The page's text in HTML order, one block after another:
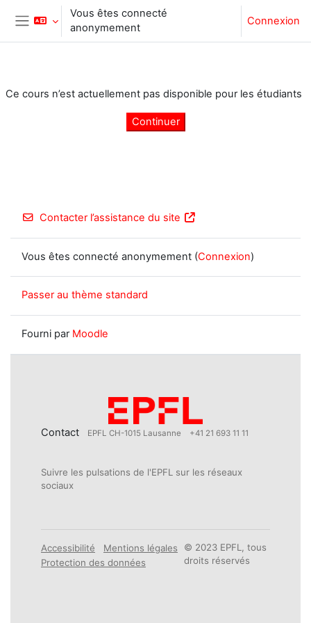
Passer au contenu principal
Panneau latéral
Vous êtes connecté
anonymement
Connexion
Ce cours n’est actuellement pas disponible pour les étudiants
Continuer
Contacter l’assistance du site
Vous êtes connecté anonymement (Connexion)
Passer au thème standard
Fourni par Moodle
Contact EPFL CH-1015 Lausanne +41 21 693 11 11
Suivre les pulsations de l'EPFL sur les réseaux
sociaux
Accessibilité
Mentions légales
Protection des données
© 2023 EPFL, tous
droits réservés